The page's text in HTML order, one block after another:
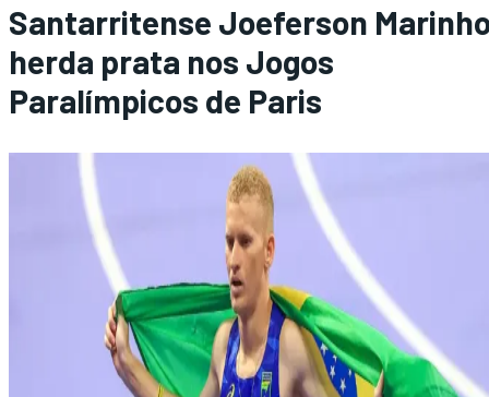
Santarritense Joeferson
herda prata nos Jogos
Paralímpicos de Paris